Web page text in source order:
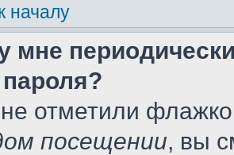
началу
мне
отметили
посещении, вы